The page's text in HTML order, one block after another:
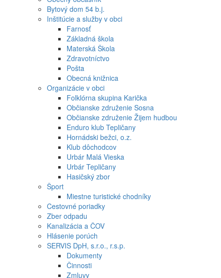
Bytový dom 54 b.j.
Inštitúcie a služby v obci
Farnosť
Základná škola
Materská Škola
Zdravotníctvo
Pošta
Obecná knižnica
Organizácie v obci
Folklórna skupina Karička
Občianske združenie Sosna
Občianske združenie Žijem hudbou
Enduro klub Tepličany
Hornádski bežci, o.z.
Klub dôchodcov
Urbár Malá Vieska
Urbár Tepličany
Hasičský zbor
Šport
Miestne turistické chodníky
Cestovné poriadky
Zber odpadu
Kanalizácia a ČOV
Hlásenie porúch
SERVIS DpH, s.r.o., r.s.p.
Dokumenty
Činnosti
Zmluvy